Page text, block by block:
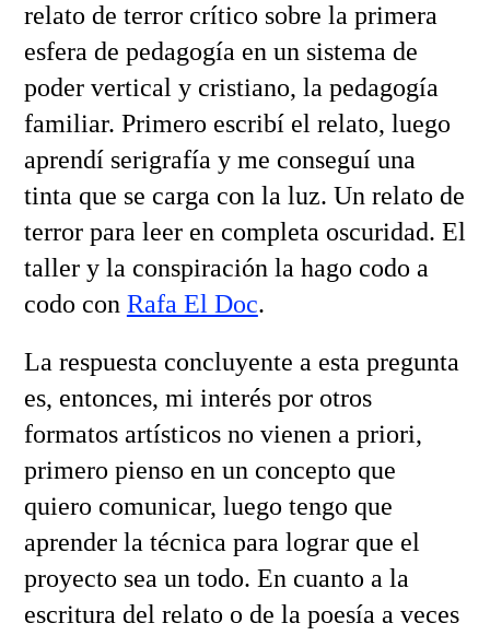
relato de terror crítico sobre la primera
esfera de pedagogía en un sistema de
poder vertical y cristiano, la pedagogía
familiar. Primero escribí el relato, luego
aprendí serigrafía y me conseguí una
tinta que se carga con la luz. Un relato de
terror para leer en completa oscuridad. El
taller y la conspiración la hago codo a
codo con Rafa El Doc.
La respuesta concluyente a esta pregunta
es, entonces, mi interés por otros
formatos artísticos no vienen a priori,
primero pienso en un concepto que
quiero comunicar, luego tengo que
aprender la técnica para lograr que el
proyecto sea un todo. En cuanto a la
escritura del relato o de la poesía a veces